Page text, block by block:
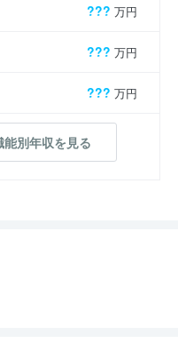
??? 万円
??? 万円
??? 万円
能別年収を見る